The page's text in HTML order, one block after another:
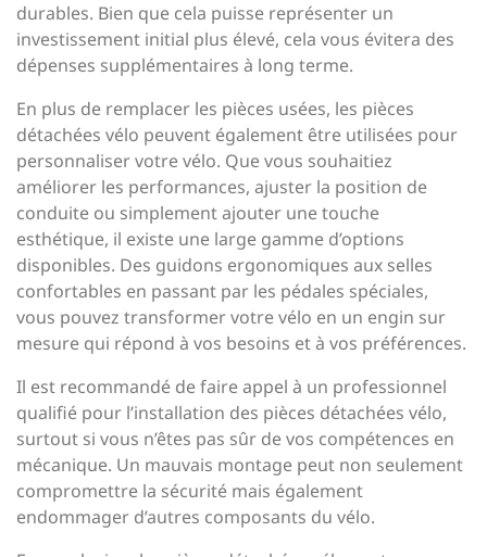
durables. Bien que cela puisse représenter un
investissement initial plus élevé, cela vous évitera des
dépenses supplémentaires à long terme.
En plus de remplacer les pièces usées, les pièces
détachées vélo peuvent également être utilisées pour
personnaliser votre vélo. Que vous souhaitiez
améliorer les performances, ajuster la position de
conduite ou simplement ajouter une touche
esthétique, il existe une large gamme d’options
disponibles. Des guidons ergonomiques aux selles
confortables en passant par les pédales spéciales,
vous pouvez transformer votre vélo en un engin sur
mesure qui répond à vos besoins et à vos préférences.
Il est recommandé de faire appel à un professionnel
qualifié pour l’installation des pièces détachées vélo,
surtout si vous n’êtes pas sûr de vos compétences en
mécanique. Un mauvais montage peut non seulement
compromettre la sécurité mais également
endommager d’autres composants du vélo.